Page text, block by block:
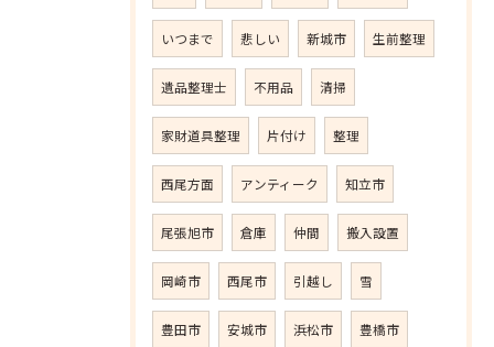
いつまで 悲しい 新城市 生前整理
遺品整理士 不用品 清掃
家財道具整理 片付け 整理
西尾方面 アンティーク 知立市
尾張旭市 倉庫 仲間 搬入設置
岡崎市 西尾市 引越し 雪
豊田市 安城市 浜松市 豊橋市